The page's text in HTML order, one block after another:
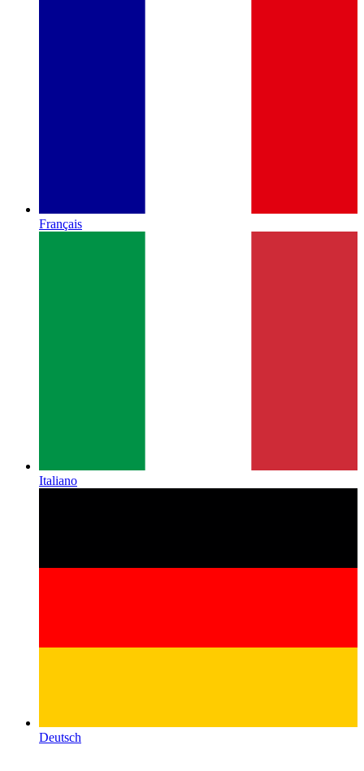
Français
Italiano
Deutsch